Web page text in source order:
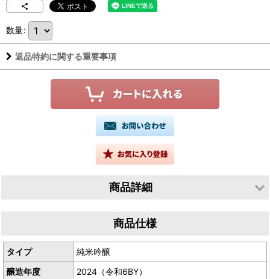
数量:
返品特約に関する重要事項
商品詳細
商品仕様
タイプ
純米吟醸
醸造年度
2024（令和6BY）